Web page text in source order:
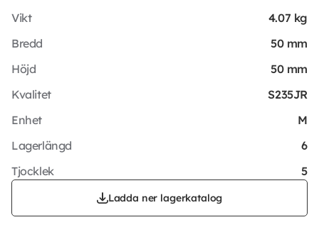
Vikt
4.07 kg
Bredd
50 mm
Höjd
50 mm
Kvalitet
S235JR
Enhet
M
Lagerlängd
6
Tjocklek
5
Ladda ner lagerkatalog